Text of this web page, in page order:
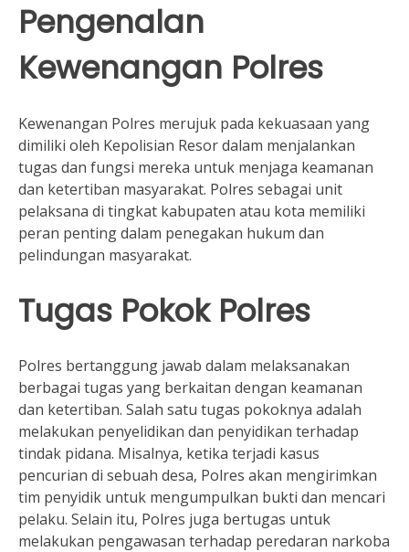
Pengenalan
Kewenangan Polres
Kewenangan Polres merujuk pada kekuasaan yang
dimiliki oleh Kepolisian Resor dalam menjalankan
tugas dan fungsi mereka untuk menjaga keamanan
dan ketertiban masyarakat. Polres sebagai unit
pelaksana di tingkat kabupaten atau kota memiliki
peran penting dalam penegakan hukum dan
pelindungan masyarakat.
Tugas Pokok Polres
Polres bertanggung jawab dalam melaksanakan
berbagai tugas yang berkaitan dengan keamanan
dan ketertiban. Salah satu tugas pokoknya adalah
melakukan penyelidikan dan penyidikan terhadap
tindak pidana. Misalnya, ketika terjadi kasus
pencurian di sebuah desa, Polres akan mengirimkan
tim penyidik untuk mengumpulkan bukti dan mencari
pelaku. Selain itu, Polres juga bertugas untuk
melakukan pengawasan terhadap peredaran narkoba